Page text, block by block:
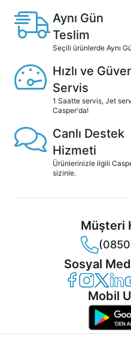
Aynı Gün
Teslim
Seçili ürünlerde Aynı
Hızlı ve
Servis
1 Saatte servis, Jet
Casper'da!
Canlı Destek
Hizmeti
Ürünlerinizle ilgili
sizinle.
Müşteri
Sosyal
Casper
CasperCasper
Mobil